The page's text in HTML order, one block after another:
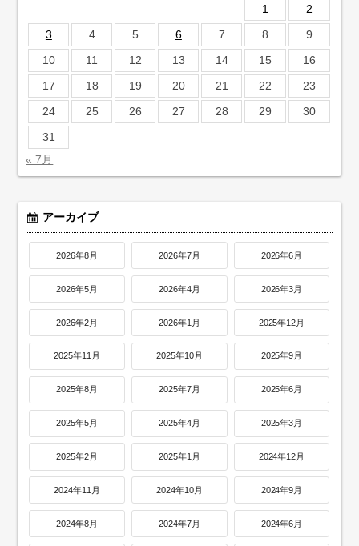
1
2
3
4 5 6 7 8
9
10
11 12 13 14 15
16
17
18 19 20 21 22
23
24
25 26 27 28 29
30
31
« 7月
アーカイブ
2026年8月 2026年7月 2026年6月
2026年5月 2026年4月 2026年3月
2026年2月 2026年1月 2025年12月
2025年11月 2025年10月 2025年9月
2025年8月 2025年7月 2025年6月
2025年5月 2025年4月 2025年3月
2025年2月 2025年1月 2024年12月
2024年11月 2024年10月 2024年9月
2024年8月 2024年7月 2024年6月